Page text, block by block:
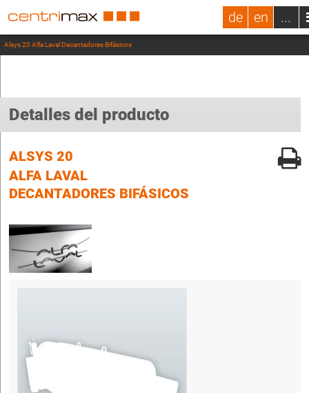
de en ...
Alsys 20 Alfa Laval Decantadores Bifásicos
Detalles del producto
ALSYS 20
ALFA LAVAL
DECANTADORES BIFÁSICOS